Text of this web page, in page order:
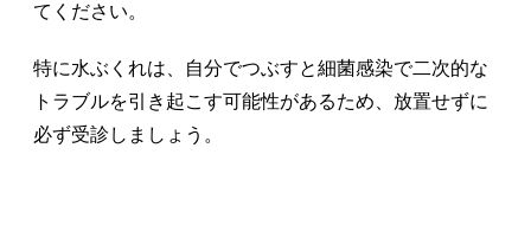
てください。
特に水ぶくれは、自分でつぶすと細菌感染で二次的な
トラブルを引き起こす可能性があるため、放置せずに
必ず受診しましょう。